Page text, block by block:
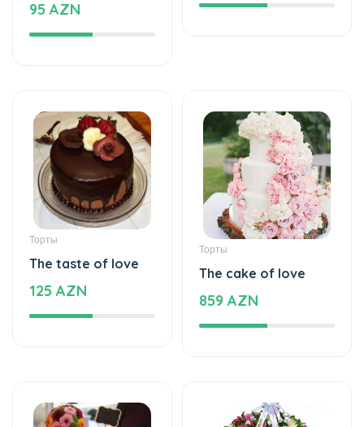
Торты
The taste of love
125 AZN
Торты
The cake of love
859 AZN